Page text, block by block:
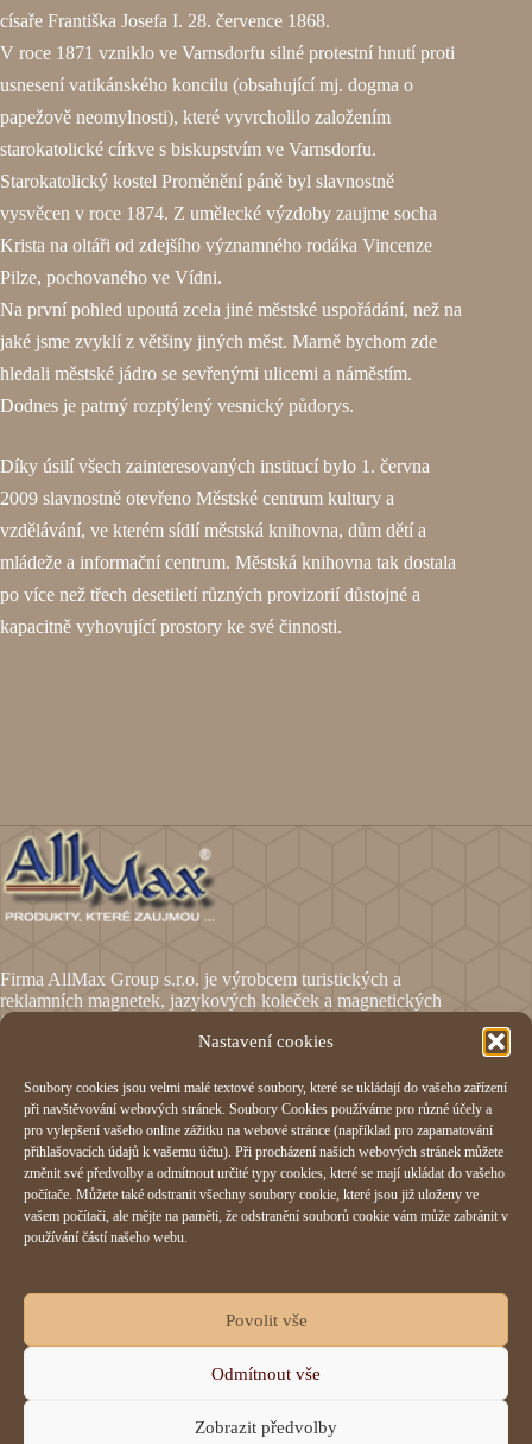
Nastavení cookies
Soubory cookies jsou velmi malé textové soubory, které se ukládají do vašeho zařízení
při navštěvování webových stránek. Soubory Cookies používáme pro různé účely a
pro vylepšení vašeho online zážitku na webové stránce (například pro zapamatování
přihlašovacích údajů k vašemu účtu). Při procházení našich webových stránek můžete
změnit své předvolby a odmítnout určité typy cookies, které se mají ukládat do vašeho
počítače. Můžete také odstranit všechny soubory cookie, které jsou již uloženy ve
vašem počítači, ale mějte na paměti, že odstranění souborů cookie vám může zabránit v
používání částí našeho webu.
Povolit vše
Odmítnout vše
Zobrazit předvolby
císaře Františka Josefa I. 28. července 1868.
V roce 1871 vzniklo ve Varnsdorfu silné protestní hnutí proti
usnesení vatikánského koncilu (obsahující mj. dogma o
papežově neomylnosti), které vyvrcholilo založením
starokatolické církve s biskupstvím ve Varnsdorfu.
Starokatolický kostel Proměnění páně byl slavnostně
vysvěcen v roce 1874. Z umělecké výzdoby zaujme socha
Krista na oltáři od zdejšího významného rodáka Vincenze
Pilze, pochovaného ve Vídni.
Na první pohled upoutá zcela jiné městské uspořádání, než na
jaké jsme zvyklí z většiny jiných měst. Marně bychom zde
hledali městské jádro se sevřenými ulicemi a náměstím.
Dodnes je patrný rozptýlený vesnický půdorys.
Díky úsilí všech zainteresovaných institucí bylo 1. června
2009 slavnostně otevřeno Městské centrum kultury a
vzdělávání, ve kterém sídlí městská knihovna, dům dětí a
mládeže a informační centrum. Městská knihovna tak dostala
po více než třech desetiletí různých provizorií důstojné a
kapacitně vyhovující prostory ke své činnosti.
Firma AllMax Group s.r.o. je výrobcem turistických a
reklamních magnetek, jazykových koleček a magnetických
fólií.
Informace
Obchodní podmínky
Reklamační formulář
Odstoupení od smlouvy
Ochrana osobních údajů
Cookies
Hornomlýnská 832,
+420 577 214 355